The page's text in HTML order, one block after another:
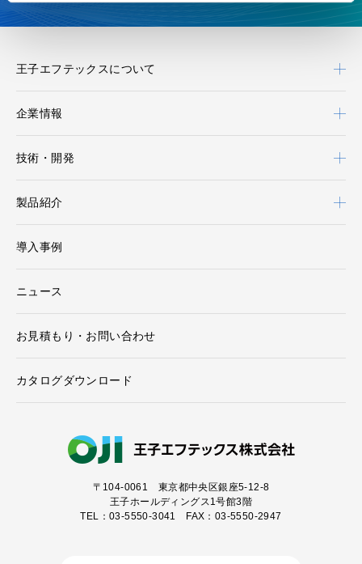
〒104-0061 東京都中央区銀座5-12-8
王子ホールディングス1号館3階
TEL：03-5550-3041 FAX：03-5550-2947
王子エフテックスについて
企業情報
技術・開発
製品紹介
導入事例
ニュース
お見積もり・お問い合わせ
カタログダウンロード